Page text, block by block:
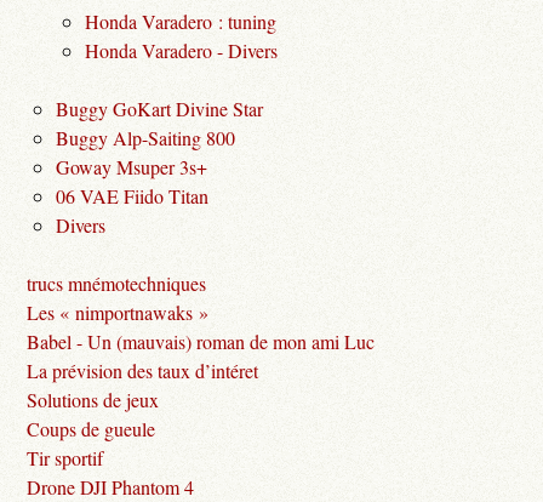
Honda Varadero : tuning
Honda Varadero - Divers
Buggy GoKart Divine Star
Buggy Alp-Saiting 800
Goway Msuper 3s+
06 VAE Fiido Titan
Divers
trucs mnémotechniques
Les « nimportnawaks »
Babel - Un (mauvais) roman de mon ami Luc
La prévision des taux d’intéret
Solutions de jeux
Coups de gueule
Tir sportif
Drone DJI Phantom 4